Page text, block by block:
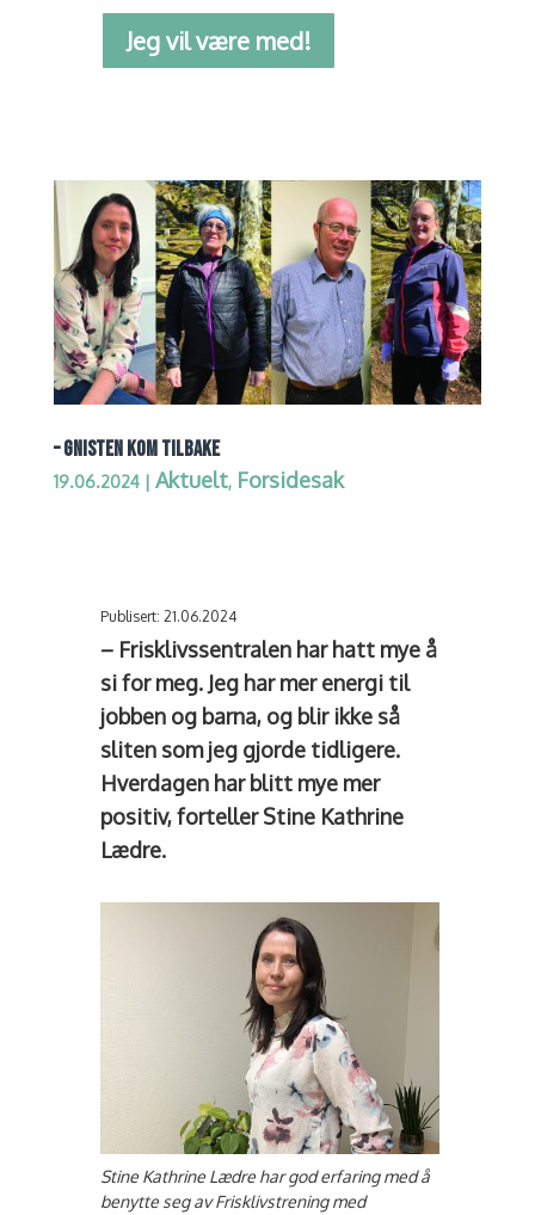
Jeg vil være med!
– GNISTEN KOM TILBAKE
19.06.2024| Aktuelt, Forsidesak
Publisert: 21.06.2024
– Frisklivssentralen har hatt mye å
si for meg. Jeg har mer energi til
jobben og barna, og blir ikke så
sliten som jeg gjorde tidligere.
Hverdagen har blitt mye mer
positiv, forteller Stine Kathrine
Lædre.
Stine Kathrine Lædre har god erfaring med å
benytte seg av Frisklivstrening med